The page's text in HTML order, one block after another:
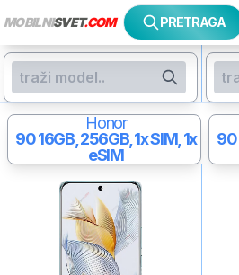
MOBILNISVET.COM PRETRAGA
Honor
9016GB, 256GB, 1x SIM, 1x
eSIM
90